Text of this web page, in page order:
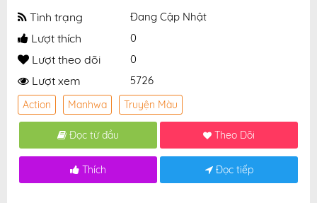
Tình trạng Đang Cập Nhật
Lượt thích 0
Lượt theo dõi 0
Lượt xem 5726
Action Manhwa Truyện Màu
Đọc từ đầu Theo Dõi
Thích Đọc tiếp